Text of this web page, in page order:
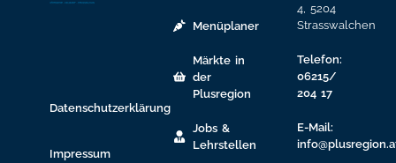
Datenschutzerklärung
Impressum
Menüplaner
Märkte in
der
Plusregion
Jobs &
Lehrstellen
4, 5204
Strasswalchen
Telefon:
06215/
204 17
E-Mail: